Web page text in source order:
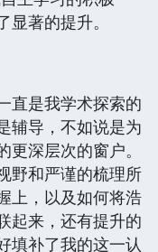
著的提升。
直是我学术探索的
辅导，不如说是为
深层次的窗户。
野和严谨的梳理所
上，以及如何将浩
起来，还有提升的
填补了我的这一认